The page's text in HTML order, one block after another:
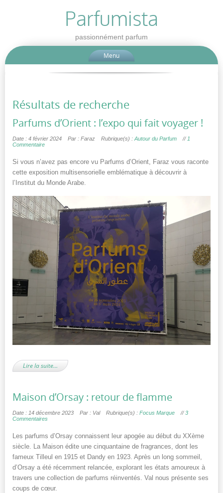
Parfumista
passionnément parfum
Menu
Résultats de recherche
Parfums d’Orient : l’expo qui fait voyager !
Date : 4 février 2024 Par : Faraz Rubrique(s) : Autour du Parfum // 1
Commentaire
Si vous n’avez pas encore vu Parfums d’Orient, Faraz vous raconte
cette exposition multisensorielle emblématique à découvrir à
l’Institut du Monde Arabe.
Lire la suite…
Maison d’Orsay : retour de flamme
Date : 14 décembre 2023 Par : Val Rubrique(s) : Focus Marque //3
Commentaires
Les parfums d’Orsay connaissent leur apogée au début du XXème
siècle. La Maison édite une cinquantaine de fragrances, dont les
fameux Tilleul en 1915 et Dandy en 1923. Après un long sommeil,
d’Orsay a été récemment relancée, explorant les états amoureux à
travers une collection de parfums réinventés. Val nous présente ses
coups de cœur.